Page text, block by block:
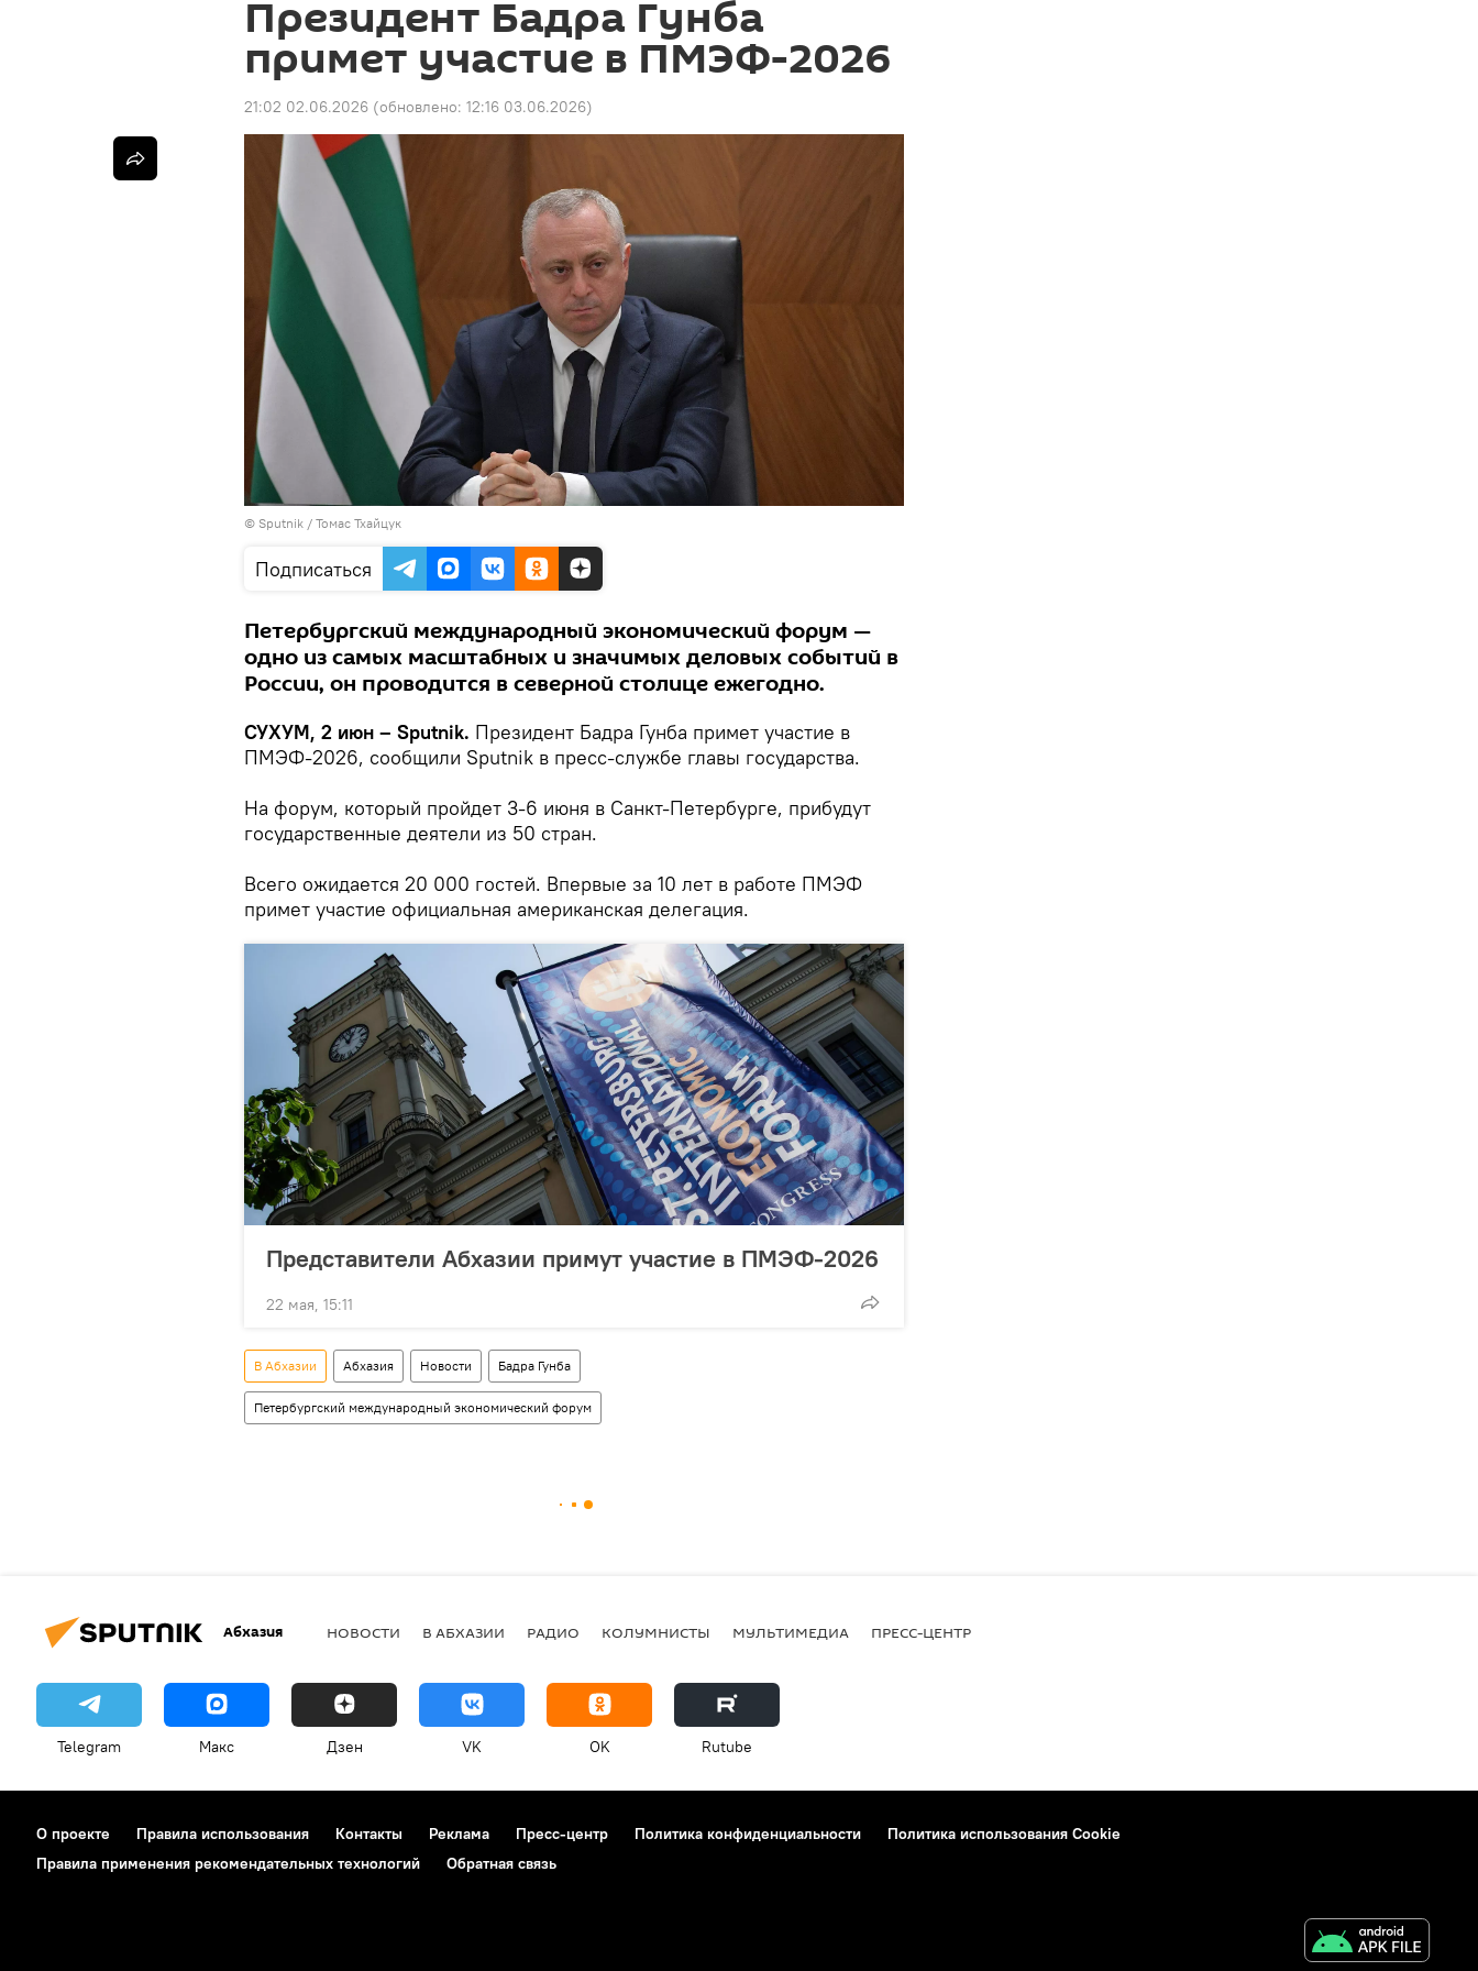
Президент Бадра Гунба
примет участие в ПМЭФ-2026
21:02 02.06.2026 (обновлено: 12:16 03.06.2026)
© Sputnik / Томас Тхайцук
Подписаться
Петербургский международный экономический форум —
одно из самых масштабных и значимых деловых событий в
России, он проводится в северной столице ежегодно.
СУХУМ, 2 июн – Sputnik. Президент Бадра Гунба примет участие в
ПМЭФ-2026, сообщили Sputnik в пресс-службе главы государства.
На форум, который пройдет 3-6 июня в Санкт-Петербурге, прибудут
государственные деятели из 50 стран.
Всего ожидается 20 000 гостей. Впервые за 10 лет в работе ПМЭФ
примет участие официальная американская делегация.
Представители Абхазии примут участие в ПМЭФ-2026
22 мая, 15:11
В Абхазии Абхазия Новости Бадра Гунба
Петербургский международный экономический форум
Абхазия НОВОСТИ В АБХАЗИИ РАДИО КОЛУМНИСТЫ МУЛЬТИМЕДИА ПРЕСС-ЦЕНТР
Telegram Макс Дзен VK OK Rutube
О проекте Правила использования Контакты Реклама Пресс-центр Политика конфиденциальности
Политика использования Cookie
Правила применения рекомендательных технологий
Обратная связь